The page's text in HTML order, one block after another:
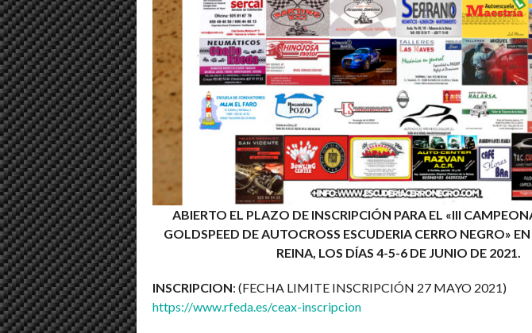
ABIERTO EL PLAZO DE INSCRIPCIÓN PARA EL «III
GOLDSPEED DE AUTOCROSS ESCUDERIA CERRO NEGRO»
REINA, LOS DÍAS 4-5-6 DE JUNIO DE 2021.
INSCRIPCION: (FECHA LIMITE INSCRIPCIÓN 27 MAYO 2021)
https://www.rfeda.es/ceax-inscripcion